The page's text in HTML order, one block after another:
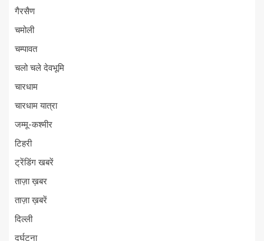
गैरसैण
चमोली
चम्पावत
चलो चले देवभूमि
चारधाम
चारधाम यात्रा
जम्मू-कश्मीर
टिहरी
ट्रेंडिंग खबरें
ताज़ा ख़बर
ताज़ा ख़बरें
दिल्ली
दुर्घटना